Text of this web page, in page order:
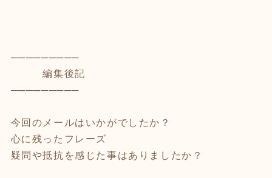
─────────
編集後記
─────────
今回のメールはいかがでしたか？
心に残ったフレーズ
疑問や抵抗を感じた事はありましたか？